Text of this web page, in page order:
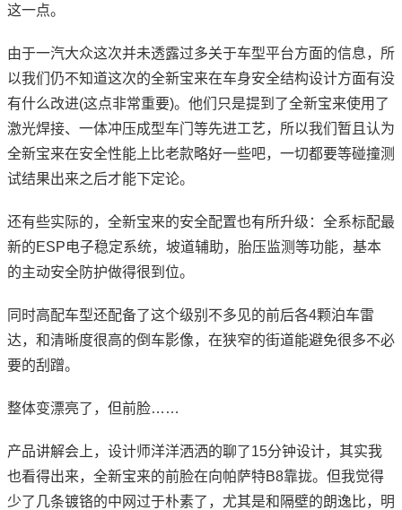
这一点。
由于一汽大众这次并未透露过多关于车型平台方面的信息，所
以我们仍不知道这次的全新宝来在车身安全结构设计方面有没
有什么改进(这点非常重要)。他们只是提到了全新宝来使用了
激光焊接、一体冲压成型车门等先进工艺，所以我们暂且认为
全新宝来在安全性能上比老款略好一些吧，一切都要等碰撞测
试结果出来之后才能下定论。
还有些实际的，全新宝来的安全配置也有所升级：全系标配最
新的ESP电子稳定系统，坡道辅助，胎压监测等功能，基本
的主动安全防护做得很到位。
同时高配车型还配备了这个级别不多见的前后各4颗泊车雷
达，和清晰度很高的倒车影像，在狭窄的街道能避免很多不必
要的刮蹭。
整体变漂亮了，但前脸……
产品讲解会上，设计师洋洋洒洒的聊了15分钟设计，其实我
也看得出来，全新宝来的前脸在向帕萨特B8靠拢。但我觉得
少了几条镀铬的中网过于朴素了，尤其是和隔壁的朗逸比，明